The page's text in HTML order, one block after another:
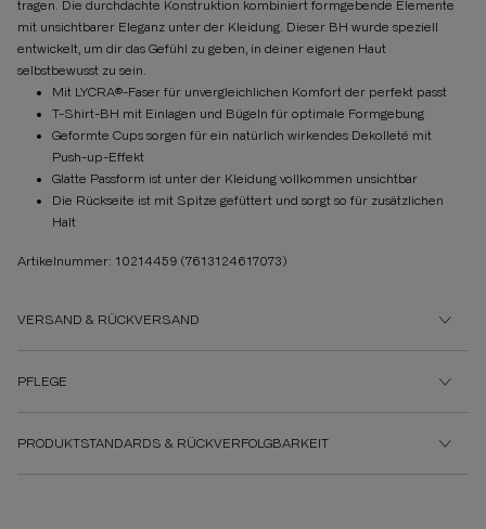
tragen. Die durchdachte Konstruktion kombiniert formgebende Elemente
mit unsichtbarer Eleganz unter der Kleidung. Dieser BH wurde speziell
entwickelt, um dir das Gefühl zu geben, in deiner eigenen Haut
selbstbewusst zu sein.
Mit LYCRA®-Faser für unvergleichlichen Komfort der perfekt passt
T-Shirt-BH mit Einlagen und Bügeln für optimale Formgebung
Geformte Cups sorgen für ein natürlich wirkendes Dekolleté mit
Push-up-Effekt
Glatte Passform ist unter der Kleidung vollkommen unsichtbar
Die Rückseite ist mit Spitze gefüttert und sorgt so für zusätzlichen
Halt
Artikelnummer: 10214459 (7613124617073)
VERSAND & RÜCKVERSAND
PFLEGE
PRODUKTSTANDARDS & RÜCKVERFOLGBARKEIT